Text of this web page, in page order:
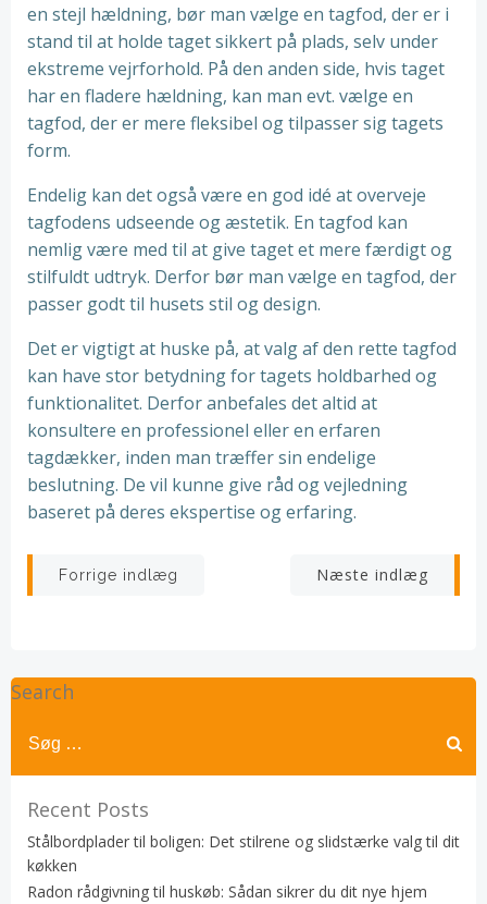
en stejl hældning, bør man vælge en tagfod, der er i
stand til at holde taget sikkert på plads, selv under
ekstreme vejrforhold. På den anden side, hvis taget
har en fladere hældning, kan man evt. vælge en
tagfod, der er mere fleksibel og tilpasser sig tagets
form.
Endelig kan det også være en god idé at overveje
tagfodens udseende og æstetik. En tagfod kan
nemlig være med til at give taget et mere færdigt og
stilfuldt udtryk. Derfor bør man vælge en tagfod, der
passer godt til husets stil og design.
Det er vigtigt at huske på, at valg af den rette tagfod
kan have stor betydning for tagets holdbarhed og
funktionalitet. Derfor anbefales det altid at
konsultere en professionel eller en erfaren
tagdækker, inden man træffer sin endelige
beslutning. De vil kunne give råd og vejledning
baseret på deres ekspertise og erfaring.
Indlægsnavigation
Forrige indlæg Næste indlæg
Search
Recent Posts
Stålbordplader til boligen: Det stilrene og slidstærke valg til dit
køkken
Radon rådgivning til huskøb: Sådan sikrer du dit nye hjem